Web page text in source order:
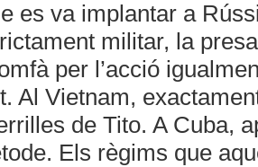
es va implantar a
militar, la
per l’acció
Al Vietnam,
de Tito. A Cuba,
Els règims que